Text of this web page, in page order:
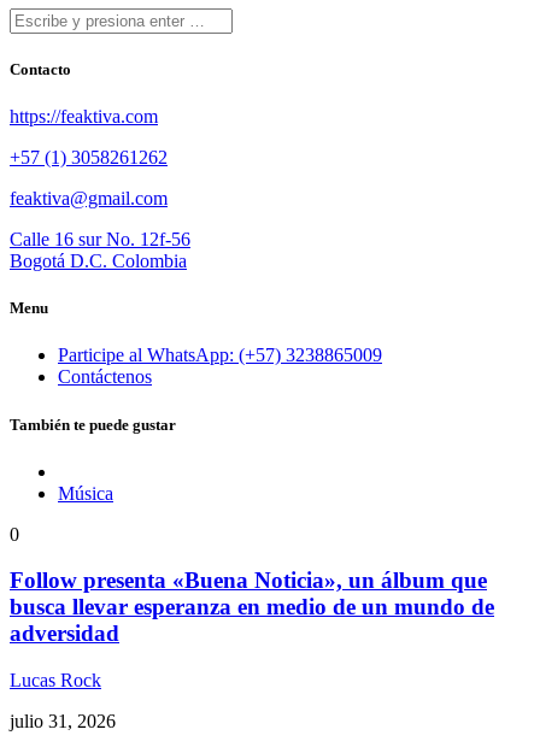
Contacto
https://feaktiva.com
+57 (1) 3058261262
feaktiva@gmail.com
Calle 16 sur No. 12f-56
Bogotá D.C. Colombia
Menu
Participe al WhatsApp: (+57) 3238865009
Contáctenos
También te puede gustar
Música
0
Follow presenta «Buena Noticia», un álbum que
busca llevar esperanza en medio de un mundo de
adversidad
Lucas Rock
julio 31, 2026